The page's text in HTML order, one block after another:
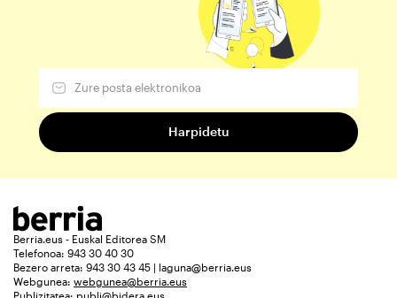
Berria.eus - Euskal Editorea SM
Telefonoa: 943 30 40 30
Bezero arreta: 943 30 43 45 | laguna@berria.eus
Webgunea: webgunea@berria.eus
Publizitatea: publi@bidera.eus